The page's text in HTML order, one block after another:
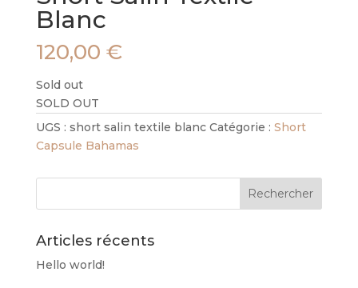
Blanc
120,00 €
Sold out
SOLD OUT
UGS : short salin textile blanc Catégorie : Short
Capsule Bahamas
Articles récents
Hello world!